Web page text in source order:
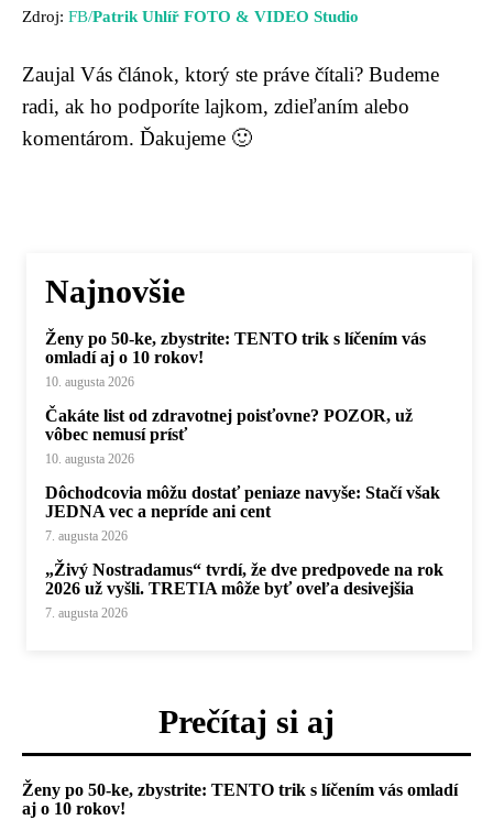
Zdroj: FB/Patrik Uhlíř FOTO & VIDEO Studio
Zaujal Vás článok, ktorý ste práve čítali? Budeme
radi, ak ho podporíte lajkom, zdieľaním alebo
komentárom. Ďakujeme 🙂
Najnovšie
Ženy po 50-ke, zbystrite: TENTO trik s líčením vás
omladí aj o 10 rokov!
10. augusta 2026
Čakáte list od zdravotnej poisťovne? POZOR, už
vôbec nemusí prísť
10. augusta 2026
Dôchodcovia môžu dostať peniaze navyše: Stačí však
JEDNA vec a nepríde ani cent
7. augusta 2026
„Živý Nostradamus“ tvrdí, že dve predpovede na rok
2026 už vyšli. TRETIA môže byť oveľa desivejšia
7. augusta 2026
Prečítaj si aj
Ženy po 50-ke, zbystrite: TENTO trik s líčením vás omladí
aj o 10 rokov!